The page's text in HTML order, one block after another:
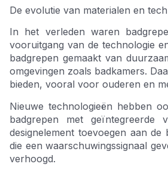
De evolutie van materialen en
In het verleden waren
vooruitgang van de technologie
badgrepen gemaakt van
omgevingen zoals badkamers.
bieden, vooral voor ouderen en
Nieuwe technologieën hebben
badgrepen met
designelement toevoegen aan
die een waarschuwingssignaal
verhoogd.